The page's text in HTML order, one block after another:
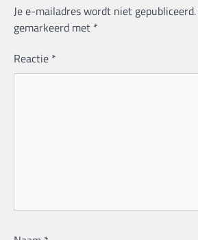
Je e-mailadres wordt niet gepubliceerd.
gemarkeerd met *
Reactie *